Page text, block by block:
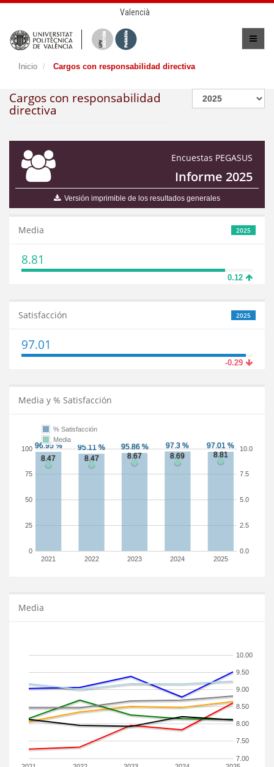
Valencià
Inicio Cargos con responsabilidad directiva
Cargos con responsabilidad
directiva
Encuestas PEGASUS
Informe 2025
Versión imprimible de los resultados generales
2025
Media
8.81
0.12
2025
Satisfacción
97.01
-0.29
Media y % Satisfacción
2021 2022 2023 2024 2025
0
25
50
75
100
0.0
2.5
5.0
7.5
10.0
% Satisfacción
Media
Media
7.00
7.50
8.00
8.50
9.00
9.50
10.00